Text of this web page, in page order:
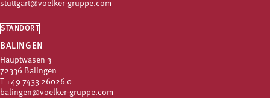
stuttgart@voelker-gruppe.com
STANDORT
BALINGEN
Hauptwasen 3
72336 Balingen
+49 7433 26026 0
balingen@voelker-gruppe.com